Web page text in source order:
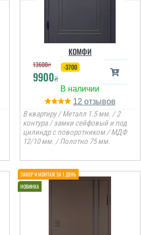
КОМФИ
13600₴
9900₴
-3700
12
В квартиру / Металл 1.5 мм. / 2
контура / замки сейфовый и под
цилиндр с поворотником / МДФ
12/10 мм. / Полотно 75 мм.